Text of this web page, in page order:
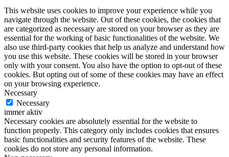
This website uses cookies to improve your experience while you
navigate through the website. Out of these cookies, the cookies that
are categorized as necessary are stored on your browser as they are
essential for the working of basic functionalities of the website. We
also use third-party cookies that help us analyze and understand how
you use this website. These cookies will be stored in your browser
only with your consent. You also have the option to opt-out of these
cookies. But opting out of some of these cookies may have an effect
on your browsing experience.
Necessary
Necessary
immer aktiv
Necessary cookies are absolutely essential for the website to
function properly. This category only includes cookies that ensures
basic functionalities and security features of the website. These
cookies do not store any personal information.